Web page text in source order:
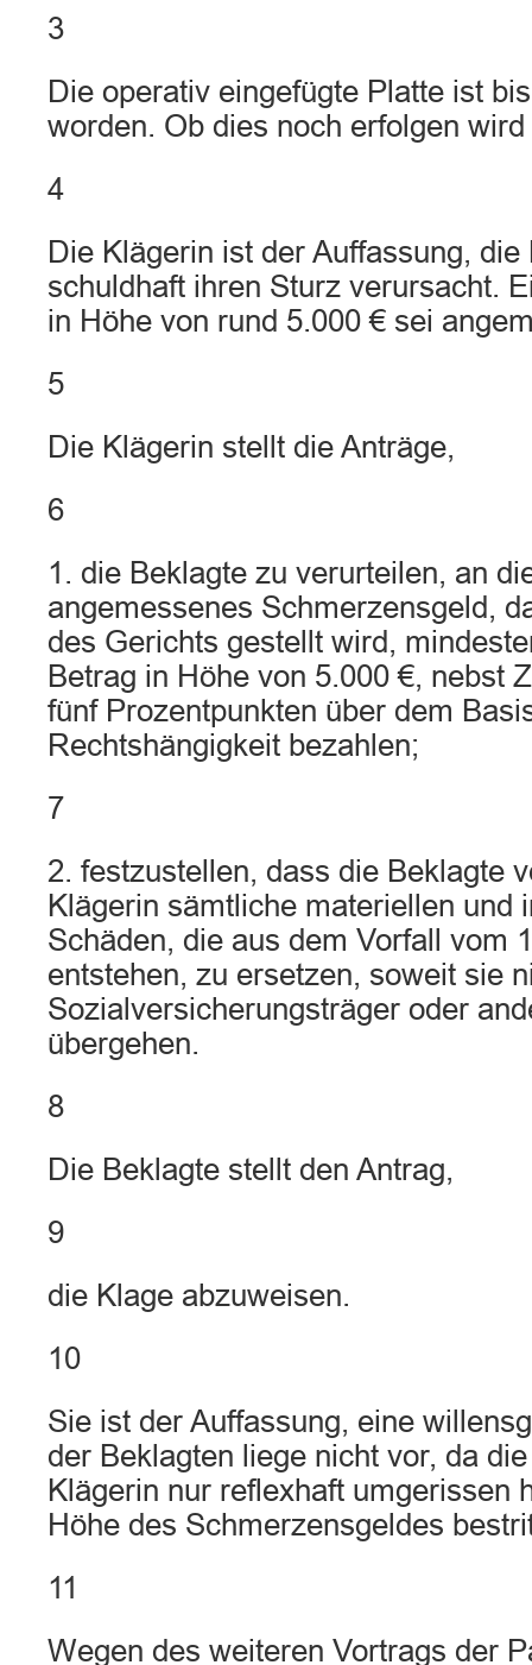
3
Die operativ eingefügte Platte ist
worden. Ob dies noch erfolgen
4
Die Klägerin ist der Auffassung, die
schuldhaft ihren Sturz verursacht.
in Höhe von rund 5.000 € sei
5
Die Klägerin stellt die Anträge,
6
1. die Beklagte zu verurteilen, an
angemessenes Schmerzensgeld,
des Gerichts gestellt wird,
Betrag in Höhe von 5.000 €, nebst
fünf Prozentpunkten über dem
Rechtshängigkeit bezahlen;
7
2. festzustellen, dass die Beklagte
Klägerin sämtliche materiellen und
Schäden, die aus dem Vorfall vom
entstehen, zu ersetzen, soweit sie
Sozialversicherungsträger oder
übergehen.
8
Die Beklagte stellt den Antrag,
9
die Klage abzuweisen.
10
Sie ist der Auffassung, eine
der Beklagten liege nicht vor, da
Klägerin nur reflexhaft umgerissen
Höhe des Schmerzensgeldes
11
Wegen des weiteren Vortrags der